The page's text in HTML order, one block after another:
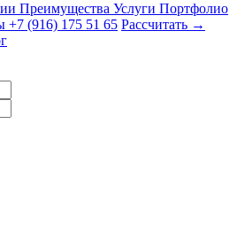
Преимущества Услуги Портфолио
+7 (916) 175 51 65 Рассчитать →